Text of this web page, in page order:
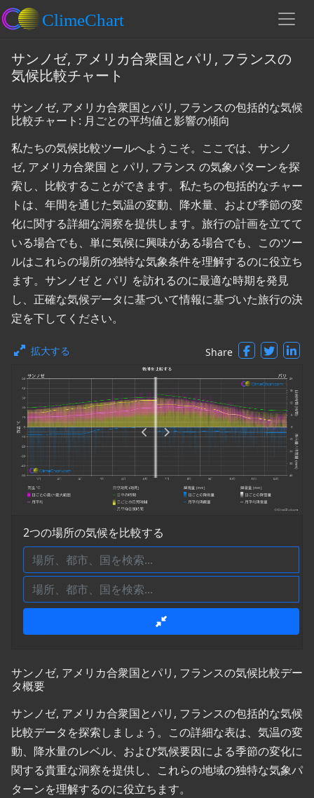
サンノゼ, アメリカ合衆国とパリ, フランスの
気候比較チャート
サンノゼ, アメリカ合衆国とパリ, フランスの包括的な気候
比較チャート: 月ごとの平均値と影響の傾向
私たちの気候比較ツールへようこそ。ここでは、サンノ
ゼ, アメリカ合衆国 と パリ, フランス の気象パターンを探
索し、比較することができます。私たちの包括的なチャー
トは、年間を通じた気温の変動、降水量、および季節の変
化に関する詳細な洞察を提供します。旅行の計画を立てて
いる場合でも、単に気候に興味がある場合でも、このツー
ルはこれらの場所の独特な気象条件を理解するのに役立ち
ます。サンノゼ と パリ を訪れるのに最適な時期を発見
し、正確な気候データに基づいて情報に基づいた旅行の決
定を下してください。
拡大する Share
2つの場所の気候を比較する
サンノゼ, アメリカ合衆国とパリ, フランスの気候比較デー
タ概要
サンノゼ, アメリカ合衆国とパリ, フランスの包括的な気候
比較データを探索しましょう。この詳細な表は、気温の変
動、降水量のレベル、および気候要因による季節の変化に
関する貴重な洞察を提供し、これらの地域の独特な気象パ
ターンを理解するのに役立ちます。